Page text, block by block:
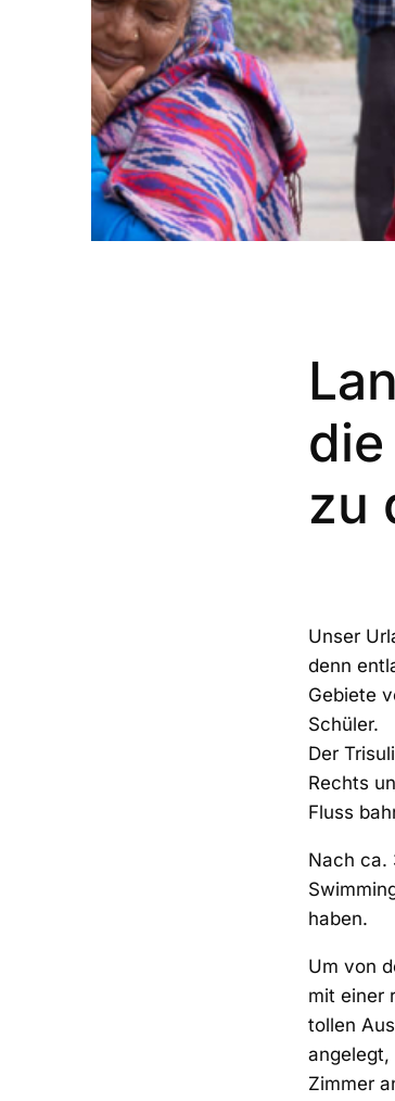
die
zu
Unser
denn
Gebiete
Schüler.
Der
Rechts
Fluss
Nach ca.
haben.
Um von
mit einer
tollen
angelegt,
Zimmer